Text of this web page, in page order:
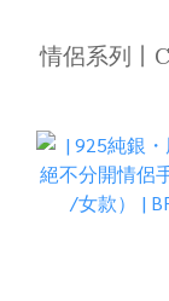
情侶系列丨